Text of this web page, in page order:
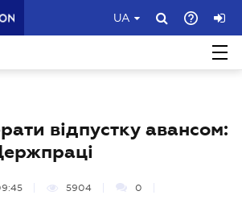
UA
відпустку авансом:
5904 0